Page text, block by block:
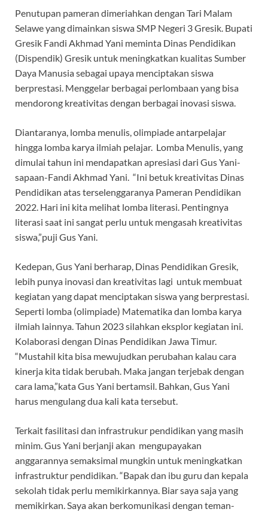
Penutupan pameran dimeriahkan dengan Tari Malam
Selawe yang dimainkan siswa SMP Negeri 3 Gresik. Bupati
Gresik Fandi Akhmad Yani meminta Dinas Pendidikan
(Dispendik) Gresik untuk meningkatkan kualitas Sumber
Daya Manusia sebagai upaya menciptakan siswa
berprestasi. Menggelar berbagai perlombaan yang bisa
mendorong kreativitas dengan berbagai inovasi siswa.
Diantaranya, lomba menulis, olimpiade antarpelajar
hingga lomba karya ilmiah pelajar. Lomba Menulis, yang
dimulai tahun ini mendapatkan apresiasi dari Gus Yani-
sapaan-Fandi Akhmad Yani. “Ini betuk kreativitas Dinas
Pendidikan atas terselenggaranya Pameran Pendidikan
2022. Hari ini kita melihat lomba literasi. Pentingnya
literasi saat ini sangat perlu untuk mengasah kreativitas
siswa,”puji Gus Yani.
Kedepan, Gus Yani berharap, Dinas Pendidikan Gresik,
lebih punya inovasi dan kreativitas lagi untuk membuat
kegiatan yang dapat menciptakan siswa yang berprestasi.
Seperti lomba (olimpiade) Matematika dan lomba karya
ilmiah lainnya. Tahun 2023 silahkan eksplor kegiatan ini.
Kolaborasi dengan Dinas Pendidikan Jawa Timur.
“Mustahil kita bisa mewujudkan perubahan kalau cara
kinerja kita tidak berubah. Maka jangan terjebak dengan
cara lama,”kata Gus Yani bertamsil. Bahkan, Gus Yani
harus mengulang dua kali kata tersebut.
Terkait fasilitasi dan infrastrukur pendidikan yang masih
minim. Gus Yani berjanji akan mengupayakan
anggarannya semaksimal mungkin untuk meningkatkan
infrastruktur pendidikan. “Bapak dan ibu guru dan kepala
sekolah tidak perlu memikirkannya. Biar saya saja yang
memikirkan. Saya akan berkomunikasi dengan teman-